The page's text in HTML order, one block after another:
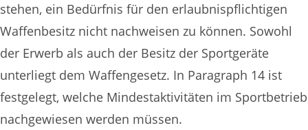
stehen, ein Bedürfnis für den erlaubnispflichtigen
Waffenbesitz nicht nachweisen zu können. Sowohl
der Erwerb als auch der Besitz der Sportgeräte
unterliegt dem Waffengesetz. In Paragraph 14 ist
festgelegt, welche Mindestaktivitäten im Sportbetrieb
nachgewiesen werden müssen.